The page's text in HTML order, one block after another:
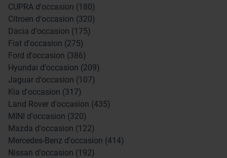
CUPRA d'occasion (180)
Citroen d'occasion (320)
Dacia d'occasion (175)
Fiat d'occasion (275)
Ford d'occasion (386)
Hyundai d'occasion (209)
Jaguar d'occasion (107)
Kia d'occasion (317)
Land Rover d'occasion (435)
MINI d'occasion (320)
Mazda d'occasion (122)
Mercedes-Benz d'occasion (414)
Nissan d'occasion (192)